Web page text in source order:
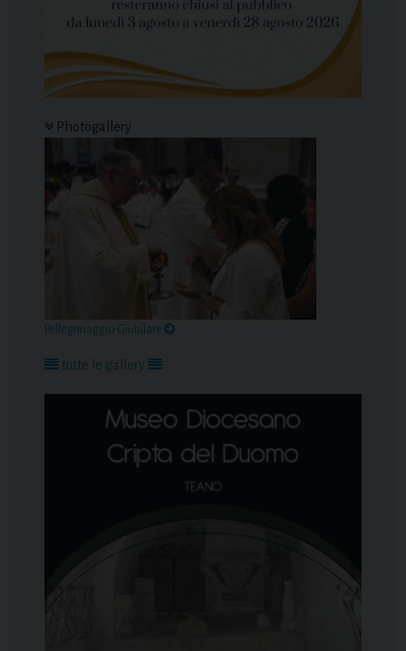
Photogallery
Pellegrinaggio Giubilare
tutte le gallery